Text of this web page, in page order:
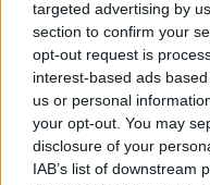
targeted advertising by
section to confirm your
opt-out request is
interest-based ads
us or personal
your opt-out. You may
disclosure of your
IAB’s list of downstream